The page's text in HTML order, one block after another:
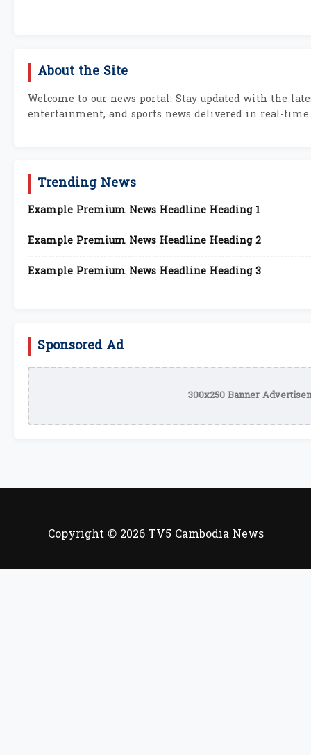
About the Site
Welcome to our news portal. Stay updated with the
entertainment, and sports news delivered in real-time.
Trending News
Example Premium News Headline Heading 1
Example Premium News Headline Heading 2
Example Premium News Headline Heading 3
Sponsored Ad
300x250 Banner
Copyright © 2026 TV5 Cambodia News